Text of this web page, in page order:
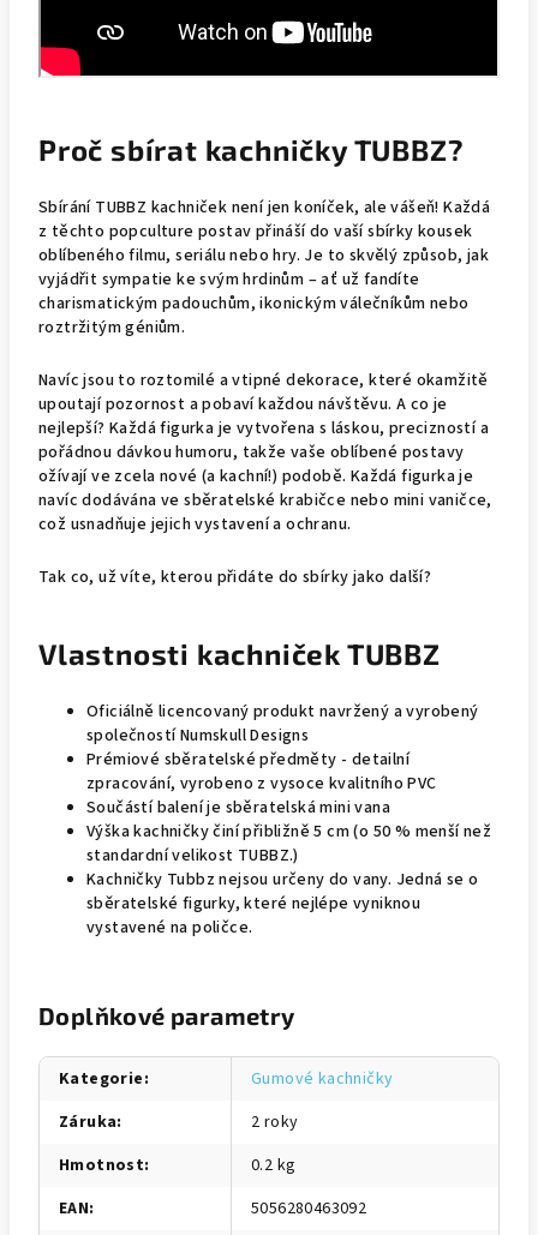
Proč sbírat kachničky TUBBZ?
Sbírání TUBBZ kachniček není jen koníček, ale vášeň! Každá
z těchto popculture postav přináší do vaší sbírky kousek
oblíbeného filmu, seriálu nebo hry. Je to skvělý způsob, jak
vyjádřit sympatie ke svým hrdinům – ať už fandíte
charismatickým padouchům, ikonickým válečníkům nebo
roztržitým géniům.
Navíc jsou to roztomilé a vtipné dekorace, které okamžitě
upoutají pozornost a pobaví každou návštěvu. A co je
nejlepší? Každá figurka je vytvořena s láskou, precizností a
pořádnou dávkou humoru, takže vaše oblíbené postavy
ožívají ve zcela nové (a kachní!) podobě. Každá figurka je
navíc dodávána ve sběratelské krabičce nebo mini vaničce,
což usnadňuje jejich vystavení a ochranu.
Tak co, už víte, kterou přidáte do sbírky jako další?
Vlastnosti kachniček TUBBZ
Oficiálně licencovaný produkt navržený a vyrobený
společností Numskull Designs
Prémiové sběratelské předměty - detailní
zpracování, vyrobeno z vysoce kvalitního PVC
Součástí balení je sběratelská mini vana
Výška kachničky činí přibližně 5 cm (o 50 % menší než
standardní velikost TUBBZ.)
Kachničky Tubbz nejsou určeny do vany. Jedná se o
sběratelské figurky, které nejlépe vyniknou
vystavené na poličce.
Doplňkové parametry
Kategorie:
Gumové kachničky
Záruka:
2 roky
Hmotnost:
0.2 kg
EAN:
5056280463092